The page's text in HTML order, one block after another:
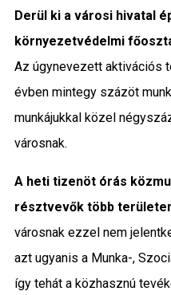
Gyereksarok
Városunkról
PR
Kapcsolat
Derül ki a városi hivatal
környezetvédelmi
Az úgynevezett aktivációs
évben mintegy százöt
munkájukkal közel
városnak.
A heti tizenöt órás
résztvevők több
városnak ezzel nem
azt ugyanis a Munka-,
így tehát a közhasznú